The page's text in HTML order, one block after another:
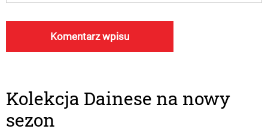
Kolekcja Dainese na nowy
sezon